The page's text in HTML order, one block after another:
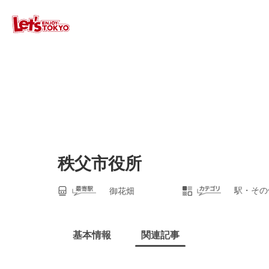
秩父市役所
御花畑 駅・そ
基本情報 関連記事